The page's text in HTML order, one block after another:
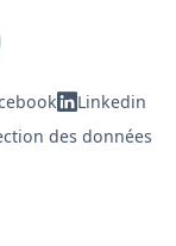
Linkedin
des données